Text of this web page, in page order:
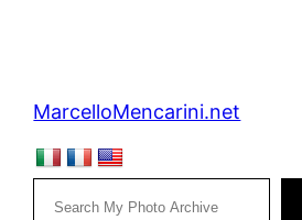
MarcelloMencarini.net